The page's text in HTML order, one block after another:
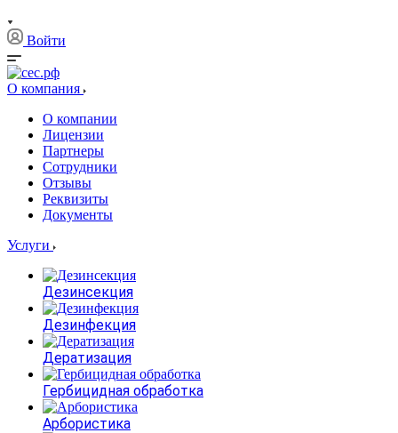
Войти
О компания
О компании
Лицензии
Партнеры
Сотрудники
Отзывы
Реквизиты
Документы
Услуги
Дезинсекция
Дезинфекция
Дератизация
Гербицидная обработка
Арбористика